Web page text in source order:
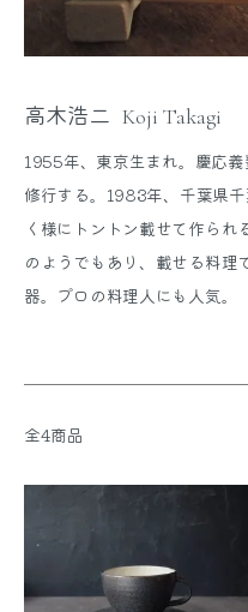
高木浩二 Koji Takagi
1955年、東京生まれ。慶応
修行する。1983年、千葉県
く様にトントン載せて作ら
のようでもあり、載せる料理
器。プロの料理人にも人気。
全4商品